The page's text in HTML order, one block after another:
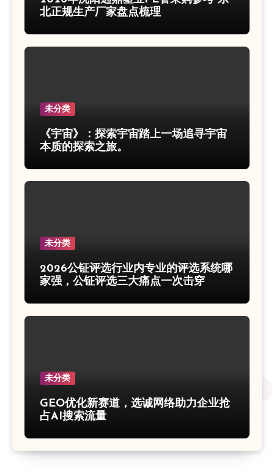
北正规生产厂家盘点梳理
未分类
《宇宙》：探索宇宙踏上一场追寻宇宙
本质的探索之旅。
未分类
2026公钲评选行业内专业的评选系统哪
家强，公钲评选三大痛点一次击穿
未分类
GEO优化新赛道，选诚网络助力企业抢
占AI搜索流量